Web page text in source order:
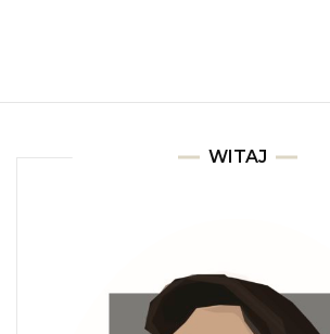
WITAJ